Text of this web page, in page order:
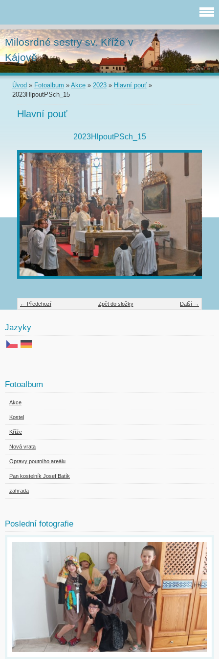
Milosrdné sestry sv. Kříže v
Kájově
Úvod » Fotoalbum » Akce » 2023 » Hlavní pouť »
2023HlpoutPSch_15
Hlavní pouť
2023HlpoutPSch_15
← Předchozí Další →
Zpět do složky
Jazyky
Fotoalbum
Akce
Kostel
Kříže
Nová vrata
Opravy poutního areálu
Pan kostelník Josef Batík
zahrada
Poslední fotografie